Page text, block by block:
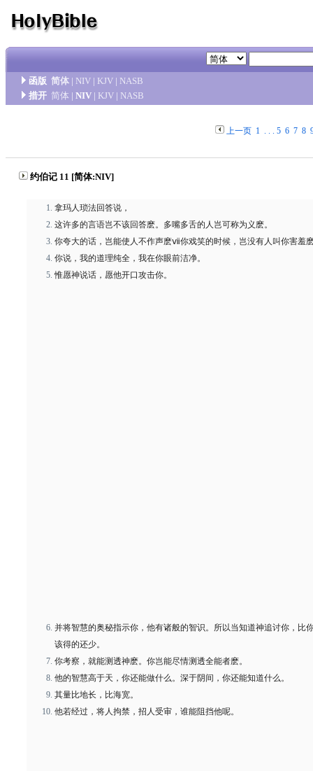
函版 简体 | NIV | KJV | NASB
措开 简体 | NIV | KJV | NASB
上一页 1. . . 5 6 7 8
约伯记 11 [简体:NIV]
拿玛人琐法回答说，
这许多的言语岂不该回答麽。多嘴多舌的人岂可称为义麽。
你夸大的话，岂能使人不作声麽ⅶ你戏笑的时候，岂没有人叫你害羞
你说，我的道理纯全，我在你眼前洁净。
惟愿神说话，愿他开口攻击你。
并将智慧的奥秘指示你，他有诸般的智识。所以当知道神追讨你，比
该得的还少。
你考察，就能测透神麽。你岂能尽情测透全能者麽。
他的智慧高于天，你还能做什么。深于阴间，你还能知道什么。
其量比地长，比海宽。
他若经过，将人拘禁，招人受审，谁能阻挡他呢。